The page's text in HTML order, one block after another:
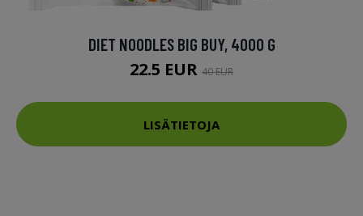
DIET NOODLES BIG BUY, 4000 G
22.5 EUR 40 EUR
LISÄTIETOJA